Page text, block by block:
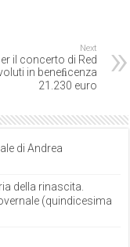
Next
il concerto di Red
in beneﬁcenza
21.230 euro
di Andrea
della rinascita.
(quindicesima